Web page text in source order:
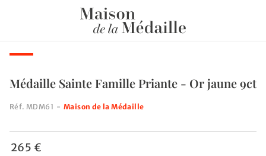
Médaille Sainte Famille Priante - Or jaune 9ct
Réf. MDM61 -Maison de la Médaille
265 €